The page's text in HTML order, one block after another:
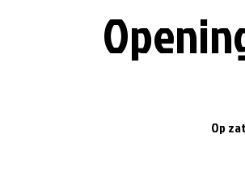
Op